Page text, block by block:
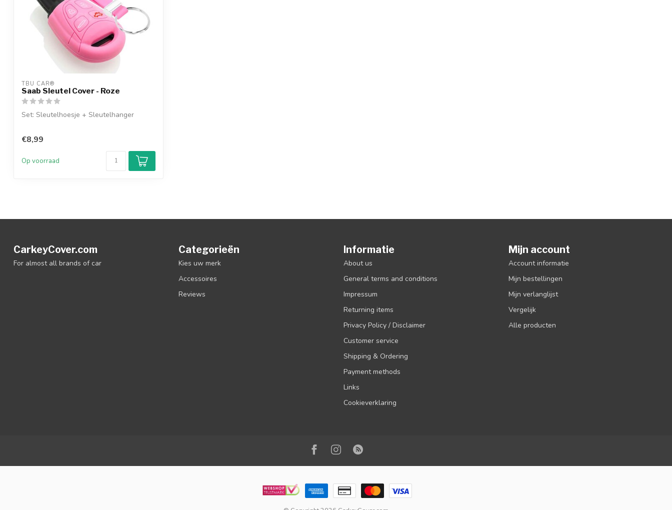
TBU CAR®
Saab Sleutel Cover - Roze
Set: Sleutelhoesje + Sleutelhanger
€8,99
Op voorraad
CarkeyCover.com
For almost all brands of car
Categorieën
Kies uw merk
Accessoires
Reviews
Informatie
About us
General terms and conditions
Impressum
Returning items
Privacy Policy / Disclaimer
Customer service
Shipping & Ordering
Payment methods
Links
Cookieverklaring
Mijn account
Account informatie
Mijn bestellingen
Mijn verlanglijst
Vergelijk
Alle producten